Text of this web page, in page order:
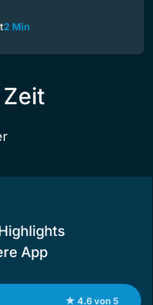
2 Min
App
★ 4.6 von 5